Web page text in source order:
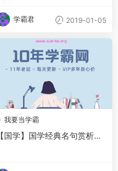
学霸君 2019-01-05
我要当学霸
【国学】国学经典名句赏析之